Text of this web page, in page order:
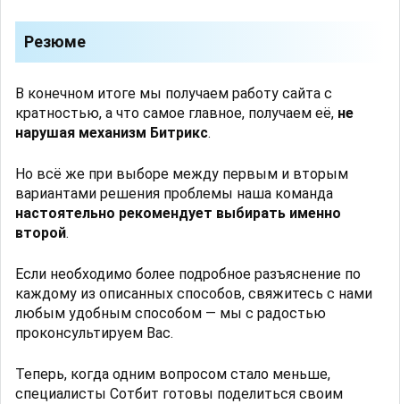
Резюме
В конечном итоге мы получаем работу сайта с
кратностью, а что самое главное, получаем её, не
нарушая механизм Битрикс.
Но всё же при выборе между первым и вторым
вариантами решения проблемы наша команда
настоятельно рекомендует выбирать именно
второй.
Если необходимо более подробное разъяснение по
каждому из описанных способов, свяжитесь с нами
любым удобным способом — мы с радостью
проконсультируем Вас.
Теперь, когда одним вопросом стало меньше,
специалисты Сотбит готовы поделиться своим